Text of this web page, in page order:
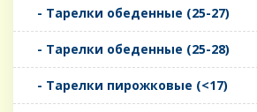
- Тарелки обеденные (25-27)
- Тарелки обеденные (25-28)
- Тарелки пирожковые (<17)